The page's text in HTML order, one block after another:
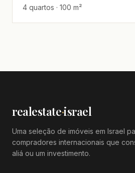
4 quartos · 100 m²
realestate·israel
Uma seleção de imóveis em Israel
compradores internacionais que
aliá ou um investimento.